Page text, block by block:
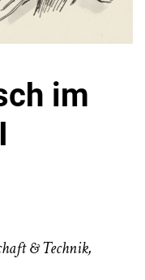
im
& Technik,